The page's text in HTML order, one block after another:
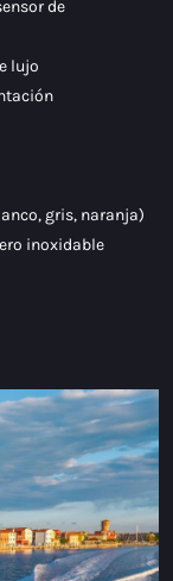
de
lujo
gris, naranja)
inoxidable